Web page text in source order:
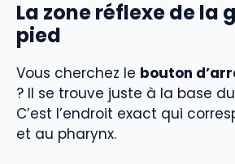
La zone réflexe de la
pied
Vous cherchez le bouton
? Il se trouve juste à la base
C’est l’endroit exact qui
et au pharynx.